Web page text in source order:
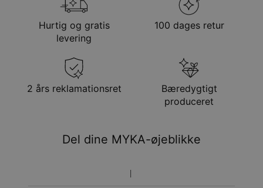
Hypoallergenisk
forsendelsesmetode
Metode Anslået leveringsdato
Gratis levering
tir. 25. aug. - ons. 26.
Hastelevering
søn. 16. aug. - tir. 18.
aug.
Du vil ikke blive opkrævet yderligere afgifter.
Vær opmærksom på at tidsperioden nævnt ovenfor er
Hurtig og gratis
levering
100 dages retur
2 års reklamationsret
Bæredygtigt
produceret
Del dine MYKA-øjeblikke